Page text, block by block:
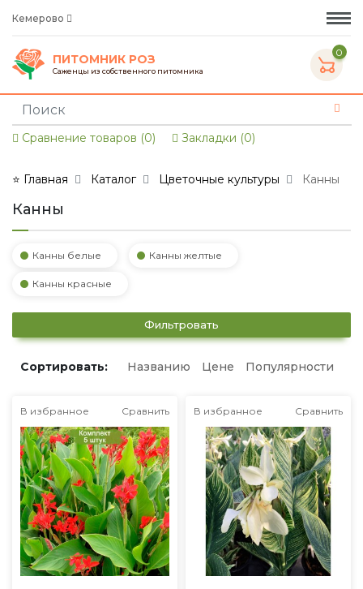
Кемерово
ПИТОМНИК РОЗ
Саженцы из собственного питомника
0
Сравнение товаров (0) Закладки (0)
⭐ Главная Каталог Цветочные культуры Канны
Канны
Канны белые Канны желтые
Канны красные
Фильтровать
Сортировать: Названию Цене Популярности
В избранное Сравнить В избранное Сравнить